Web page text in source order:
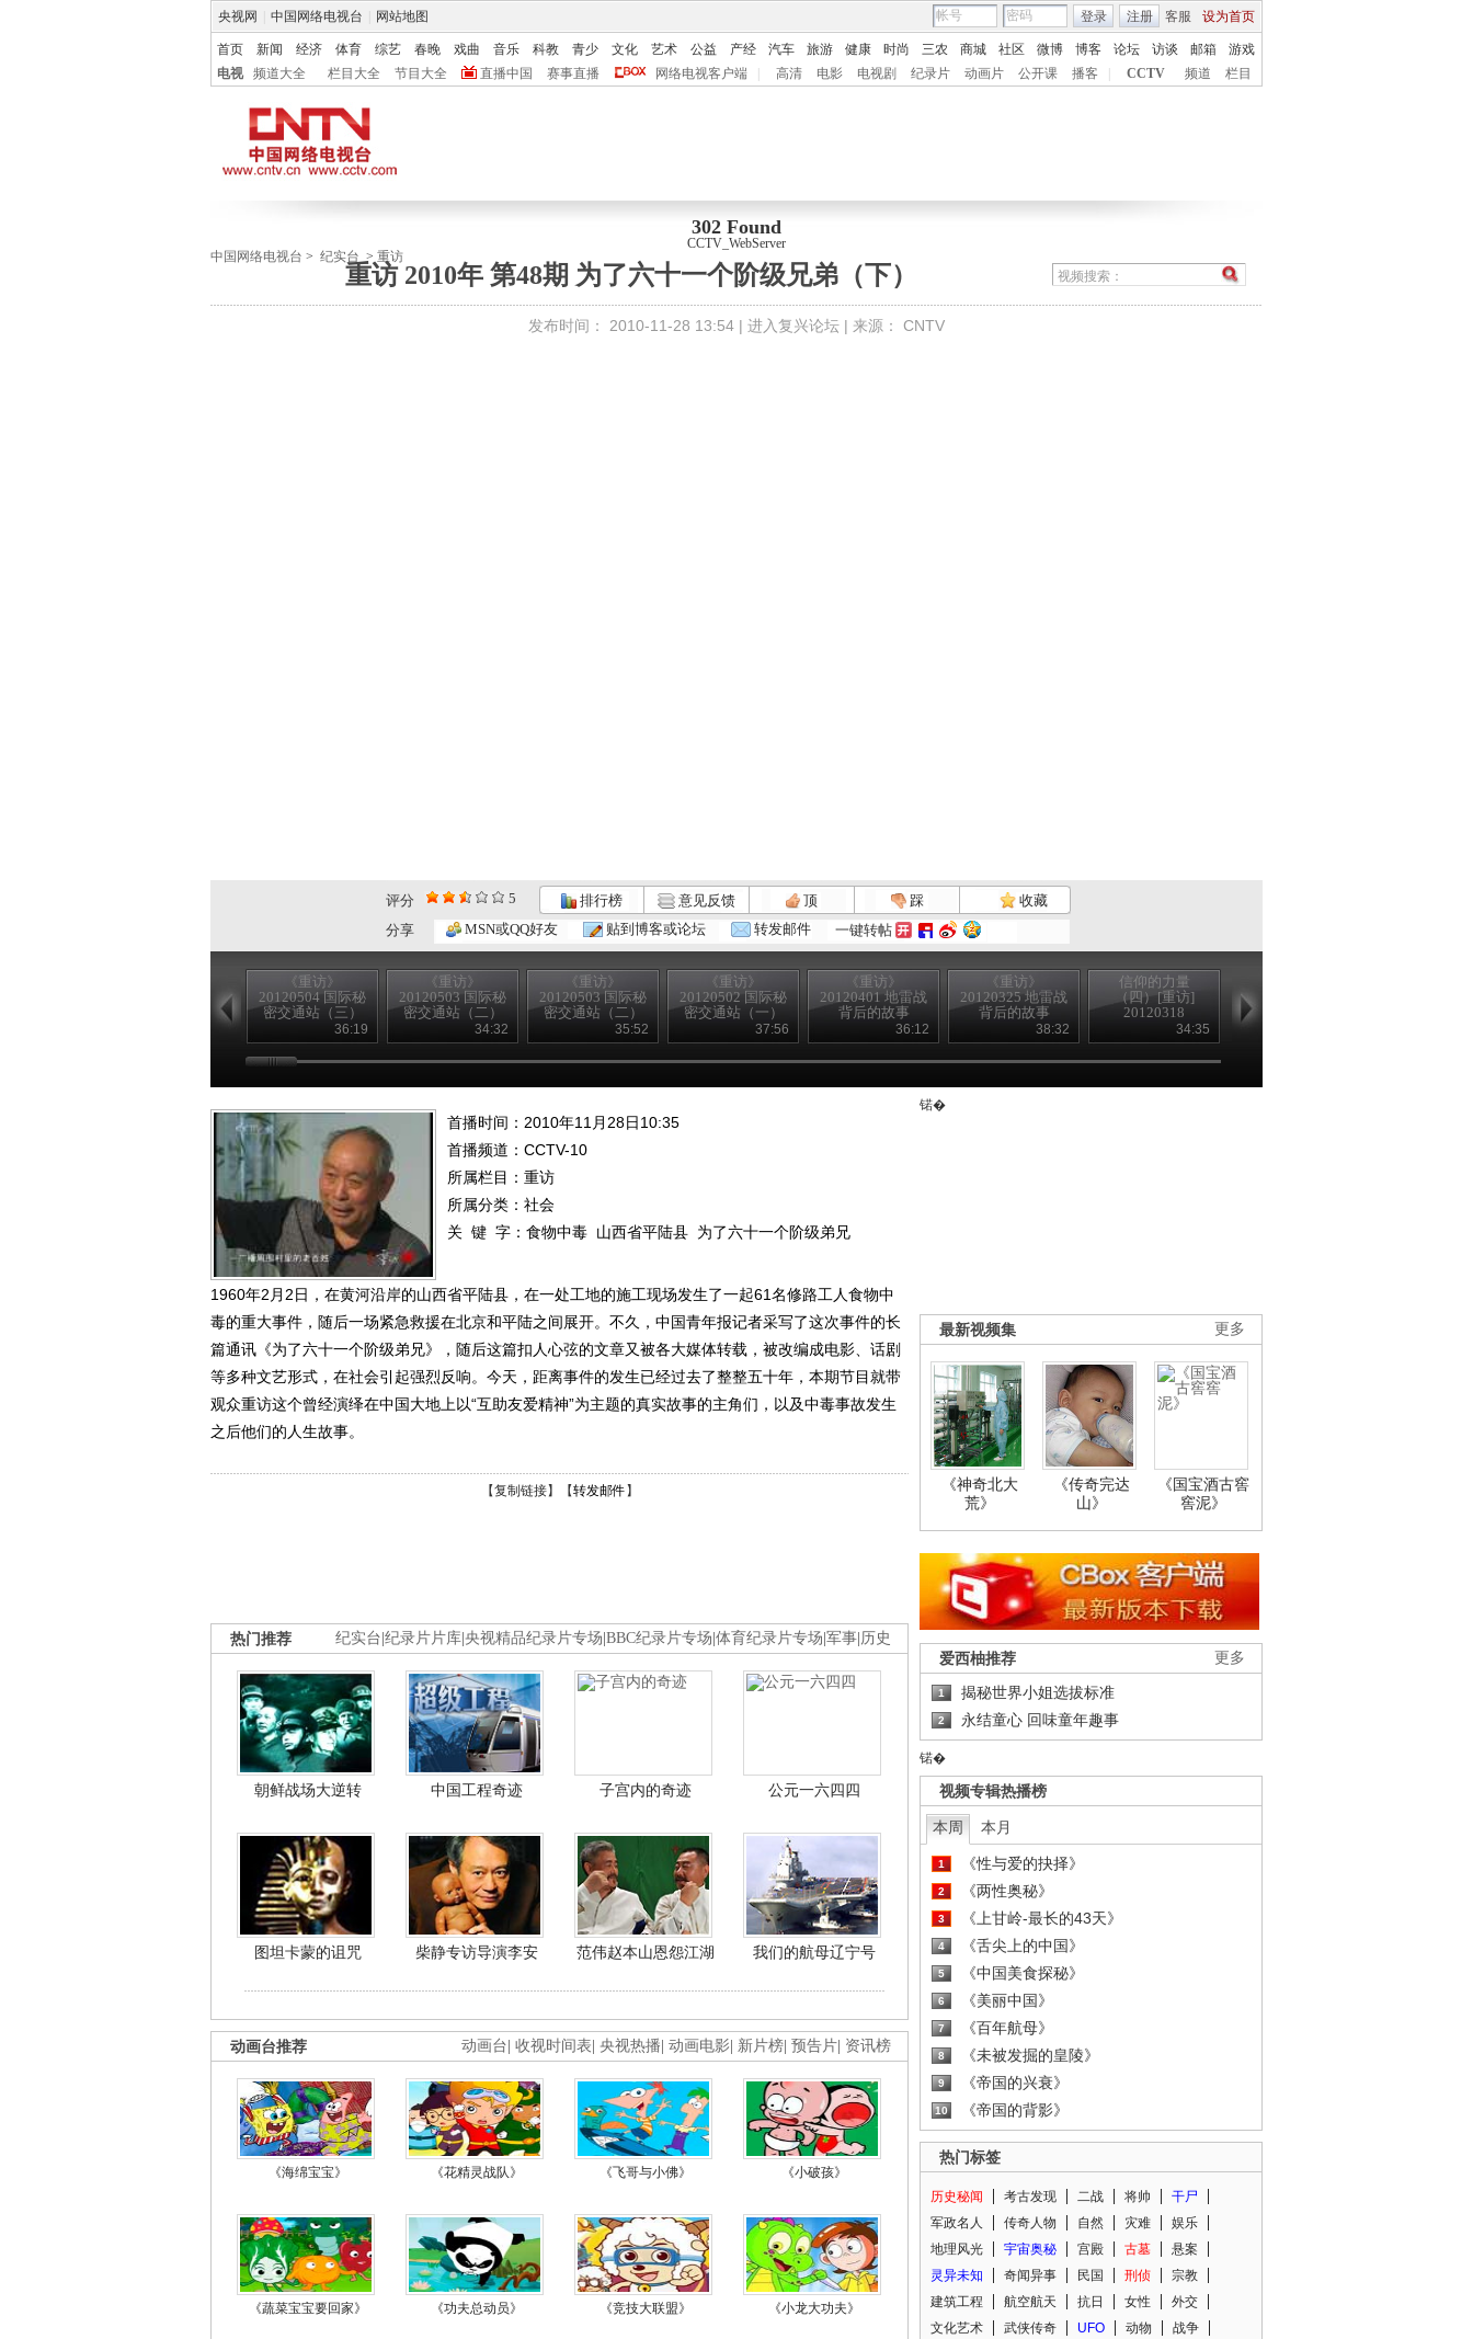
央视网 中国网络电视台 网站地图 客服 设为首页
登录 注册
首页 新闻 经济 体育 综艺 春晚 戏曲 音乐 科教 青少 文化 艺术 公益 产经 汽车 旅游 健康 时尚 三农 商城 社区 微博 博客 论坛 访谈 邮箱
游戏
电视
频道大全 栏目大全 节目大全 直播中国 赛事直播 网络电视客户端 高清 电影 电视剧 纪录片 动画片 公开课 播客 CCTV 频道 栏目
302 Found
CCTV_WebServer
中国网络电视台 > 纪实台 > 重访
重访 2010年 第48期 为了六十一个阶级兄弟（下）
发布时间： 2010-11-28 13:54 | 进入复兴论坛 | 来源： CNTV
评分 5 排行榜 意见反馈 顶 踩
收藏
分享
MSN或QQ好友 贴到博客或论坛 转发邮件 一键转帖
《重访》
20120504 国际秘
密交通站（三）
36:19
《重访》
20120503 国际秘
密交通站（二）
34:32
《重访》
20120503 国际秘
密交通站（二）
35:52
《重访》
20120502 国际秘
密交通站（一）
37:56
《重访》
20120401 地雷战
背后的故事
36:12
《重访》
20120325 地雷战
背后的故事
38:32
信仰的力量
（四）[重访]
20120318
34:35
首播时间：2010年11月28日10:35
首播频道： CCTV-10
所属栏目： 重访
所属分类：社会
关 键 字： 食物中毒 山西省平陆县 为了六十一个阶级弟兄
1960年2月2日，在黄河沿岸的山西省平陆县，在一处工地的施工现场发生了一起61名修路工人食物中
毒的重大事件，随后一场紧急救援在北京和平陆之间展开。不久，中国青年报记者采写了这次事件的长
篇通讯《为了六十一个阶级弟兄》，随后这篇扣人心弦的文章又被各大媒体转载，被改编成电影、话剧
等多种文艺形式，在社会引起强烈反响。今天，距离事件的发生已经过去了整整五十年，本期节目就带
观众重访这个曾经演绎在中国大地上以“互助友爱精神”为主题的真实故事的主角们，以及中毒事故发生
之后他们的人生故事。
【复制链接】【转发邮件 】
纪实台 纪录片片库 央视精品纪录片专场 BBC纪录片专场 体育纪录片专场 军事 历史
热门推荐
朝鲜战场大逆转 中国工程奇迹 子宫内的奇迹 公元一六四四
图坦卡蒙的诅咒 柴静专访导演李安 范伟赵本山恩怨江湖 我们的航母辽宁号
动画台 收视时间表 央视热播 动画电影 新片榜 预告片 资讯榜
动画台推荐
《海绵宝宝》 《花精灵战队》 《飞哥与小佛》 《小破孩》
《蔬菜宝宝要回家》 《功夫总动员》 《竞技大联盟》 《小龙大功夫》
锘�
更多
最新视频集
《神奇北大
荒》
《传奇完达
山》
《国宝酒古窖
窖泥》
更多
爱西柚推荐
1 揭秘世界小姐选拔标准
2 永结童心 回味童年趣事
锘�
视频专辑热播榜
本周 本月
1 《性与爱的抉择》
2 《两性奥秘》
3 《上甘岭-最长的43天》
4 《舌尖上的中国》
5 《中国美食探秘》
6 《美丽中国》
7 《百年航母》
8 《未被发掘的皇陵》
9 《帝国的兴衰》
10 《帝国的背影》
热门标签
历史秘闻 考古发现 二战 将帅
干尸
军政名人
传奇人物 自然 灾难
娱乐
地理风光
宇宙奥秘 宫殿 古墓
悬案
灵异未知
奇闻异事 民国 刑侦
宗教
建筑工程
航空航天 抗日 女性
外交
文化艺术
武侠传奇 UFO 动物
战争